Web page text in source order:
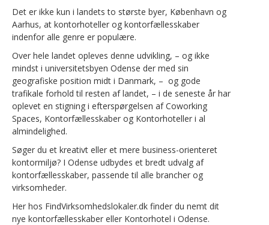
Det er ikke kun i landets to største byer, København og
Aarhus, at kontorhoteller og kontorfællesskaber
indenfor alle genre er populære.
Over hele landet opleves denne udvikling, – og ikke
mindst i universitetsbyen Odense der med sin
geografiske position midt i Danmark, – og gode
trafikale forhold til resten af landet, – i de seneste år har
oplevet en stigning i efterspørgelsen af Coworking
Spaces, Kontorfællesskaber og Kontorhoteller i al
almindelighed.
Søger du et kreativt eller et mere business-orienteret
kontormiljø? I Odense udbydes et bredt udvalg af
kontorfællesskaber, passende til alle brancher og
virksomheder.
Her hos FindVirksomhedslokaler.dk finder du nemt dit
nye kontorfællesskaber eller Kontorhotel i Odense.